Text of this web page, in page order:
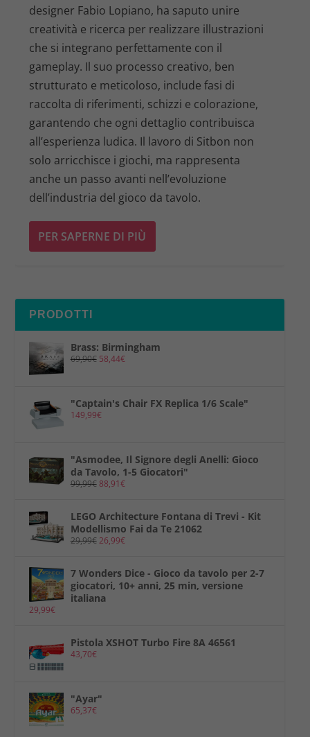
designer Fabio Lopiano, ha saputo unire
creatività e ricerca per realizzare illustrazioni
che si integrano perfettamente con il
gameplay. Il suo processo creativo, ben
strutturato e meticoloso, include fasi di
raccolta di riferimenti, schizzi e colorazione,
garantendo che ogni dettaglio contribuisca
all’esperienza ludica. Il lavoro di Sitbon non
solo arricchisce i giochi, ma rappresenta
anche un passo avanti nell’evoluzione
dell’industria del gioco da tavolo.
PER SAPERNE DI PIÙ
PRODOTTI
Brass: Birmingham
69,90€ 58,44€
"Captain's Chair FX Replica 1/6 Scale"
149,99€
"Asmodee, Il Signore degli Anelli: Gioco
da Tavolo, 1-5 Giocatori"
99,99€88,91€
LEGO Architecture Fontana di Trevi - Kit
Modellismo Fai da Te 21062
29,99€26,99€
7 Wonders Dice - Gioco da tavolo per 2-7
giocatori, 10+ anni, 25 min, versione
italiana
29,99€
Pistola XSHOT Turbo Fire 8A 46561
43,70€
"Ayar"
65,37€